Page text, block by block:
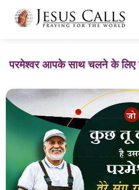
परमेश्वर आपके साथ चलने के लिए